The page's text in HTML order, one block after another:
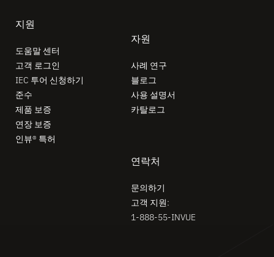
지원
도움말 센터
고객 로그인
IEC 투어 신청하기
준수
제품 보증
연장 보증
인뷰® 특허
자원
사례 연구
블로그
사용 설명서
카탈로그
연락처
문의하기
고객 지원:
1-888-55-INVUE